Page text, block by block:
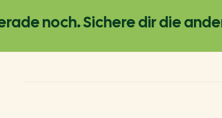
noch. Sichere dir die